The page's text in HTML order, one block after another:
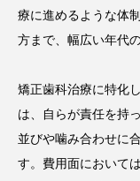
療に進めるような体
方まで、幅広い年代
矯正歯科治療に特化
は、自らが責任を持
並びや噛み合わせに
す。費用面において